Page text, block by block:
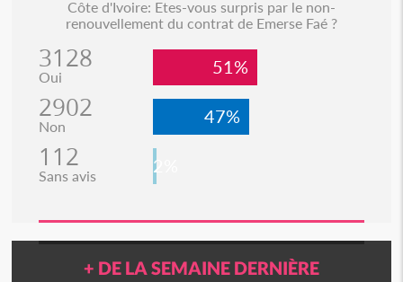
Côte d'Ivoire: Etes-vous surpris par le non-
renouvellement du contrat de Emerse Faé ?
3128
Oui 51%
2902
Non 47%
112
Sans avis 2%
+ DE LA SEMAINE DERNIÈRE